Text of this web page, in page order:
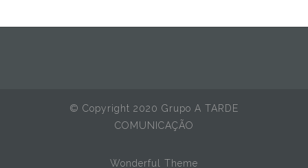
© Copyright 2020 Grupo A TARDE
COMUNICAÇÃO
Wonderful Theme